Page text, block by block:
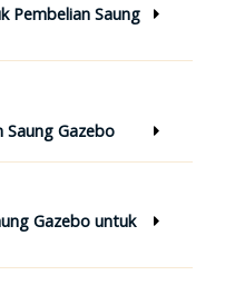
Pembelian Saung
Gazebo
Gazebo untuk